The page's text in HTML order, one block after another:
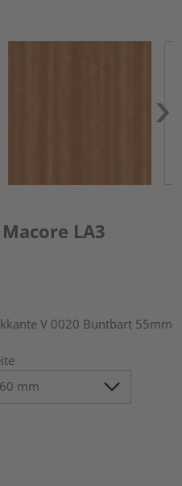
LA3
V 0020 Buntbart 55mm